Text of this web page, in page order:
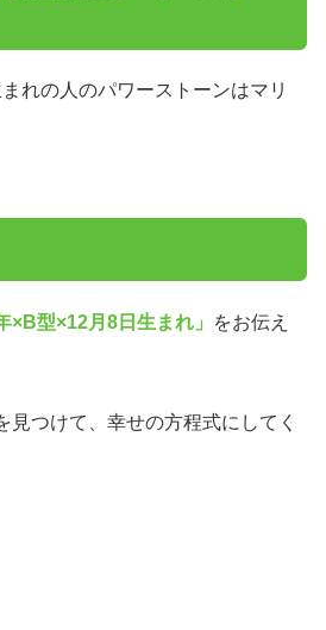
れの人のパワーストーンはマリ
×B型×12月8日生まれ」
をお伝え
見つけて、幸せの方程式にしてく